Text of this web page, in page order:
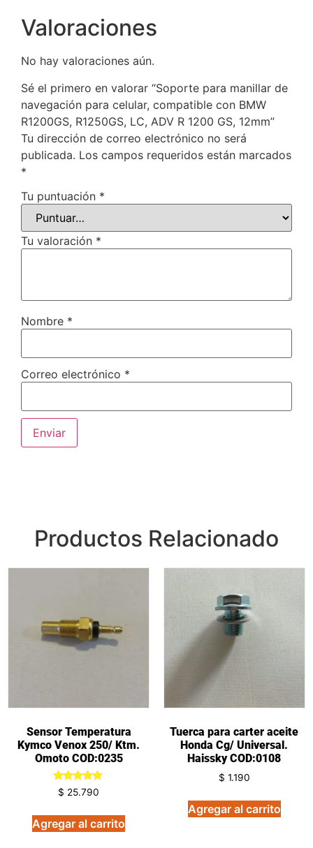
Valoraciones
No hay valoraciones aún.
Sé el primero en valorar “Soporte para manillar de
navegación para celular, compatible con BMW
R1200GS, R1250GS, LC, ADV R 1200 GS, 12mm”
Tu dirección de correo electrónico no será
publicada. Los campos requeridos están marcados
*
Tu puntuación *
Tu valoración *
Nombre *
Correo electrónico *
Productos Relacionado
Sensor Temperatura
Kymco Venox 250/ Ktm.
Omoto COD:0235
Valorado
en
de 5
$ 25.790
Agregar al carrito
Tuerca para carter aceite
Honda Cg/ Universal.
Haissky COD:0108
$ 1.190
Agregar al carrito